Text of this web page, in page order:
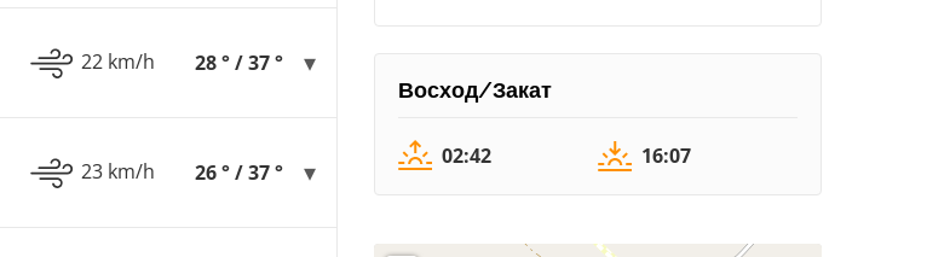
22 km/h 28 ° / 37 °
23 km/h 26 ° / 37 °
Восход/Закат
02:42 16:07